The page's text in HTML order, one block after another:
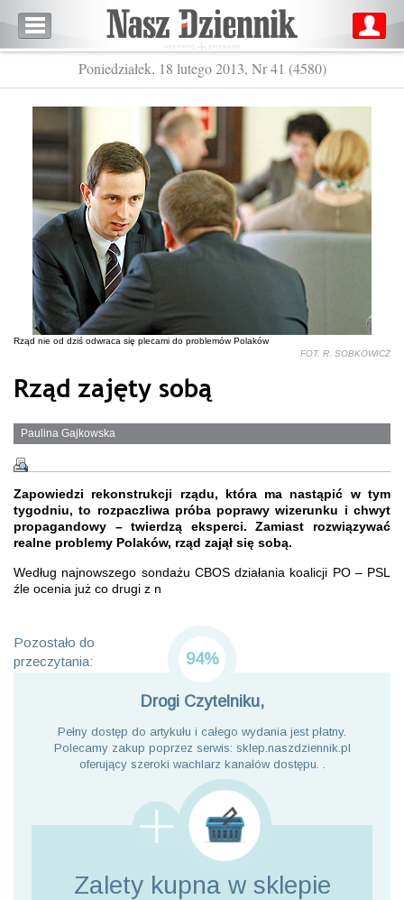
Poniedziałek, 18 lutego 2013, Nr 41 (4580)
Rząd nie od dziś odwraca się plecami do problemów Polaków
FOT. R. SOBKOWICZ
Rząd zajęty sobą
Paulina Gajkowska
Zapowiedzi rekonstrukcji rządu, która ma nastąpić w tym
tygodniu, to rozpaczliwa próba poprawy wizerunku i chwyt
propagandowy – twierdzą eksperci. Zamiast rozwiązywać
realne problemy Polaków, rząd zajął się sobą.
Według najnowszego sondażu CBOS działania koalicji PO – PSL
źle ocenia już co drugi z n
Pozostało do
przeczytania:
94%
Drogi Czytelniku,
Pełny dostęp do artykułu i całego wydania jest płatny.
Polecamy zakup poprzez serwis: sklep.naszdziennik.pl
oferujący szeroki wachlarz kanałów dostępu. .
Zalety kupna w sklepie